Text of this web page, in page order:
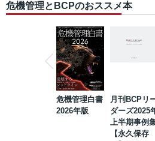
危機管理とBCPのおススメ本
危機管理白書
2026年版
月刊BCPリ
ダーズ2025
上半期事例
【永久保存